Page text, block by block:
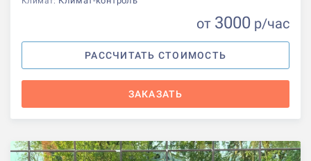
от 3000 р/час
РАССЧИТАТЬ СТОИМОСТЬ
ЗАКАЗАТЬ